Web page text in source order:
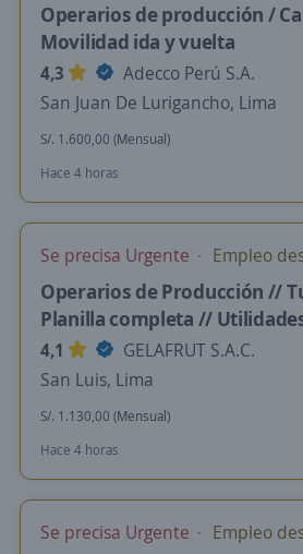
Operarios de producción /
Movilidad ida y vuelta
4,3
Adecco Perú S.A.
San Juan De Lurigancho, Lima
S/. 1.600,00 (Mensual)
Hace 4 horas
Se precisa Urgente Empleo
Operarios de Producción //
Planilla completa //
4,1
GELAFRUT S.A.C.
San Luis, Lima
S/. 1.130,00 (Mensual)
Hace 4 horas
Se precisa Urgente Empleo